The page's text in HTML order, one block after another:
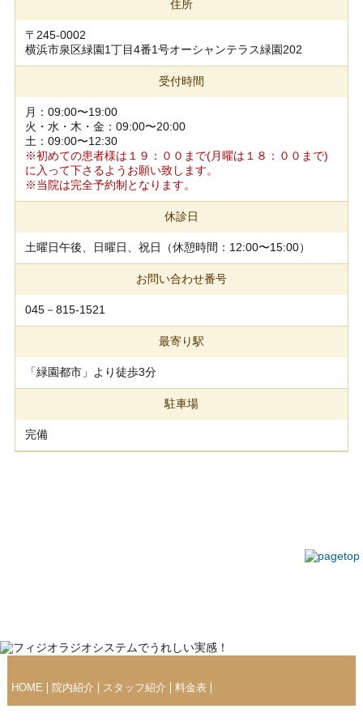
住所
〒245-0002
横浜市泉区緑園1丁目4番1号オーシャンテラス緑園202
受付時間
月：09:00〜19:00
火・水・木・金：09:00〜20:00
土：09:00〜12:30
※初めての患者様は１９：００まで(月曜は１８：００まで)
に入って下さるようお願い致します。
※当院は完全予約制となります。
休診日
土曜日午後、日曜日、祝日（休憩時間：12:00〜15:00）
お問い合わせ番号
045－815-1521
最寄り駅
「緑園都市」より徒歩3分
駐車場
完備
HOME 院内紹介 スタッフ紹介 料金表